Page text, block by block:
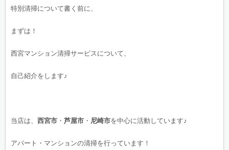
特別清掃について書く前に、
まずは！
西宮マンション清掃サービスについて、
自己紹介をします♪
当店は、 西宮市 ・ 芦屋市 ・ 尼崎市を中心に活動しています♪
アパート・マンションの清掃を行っています！